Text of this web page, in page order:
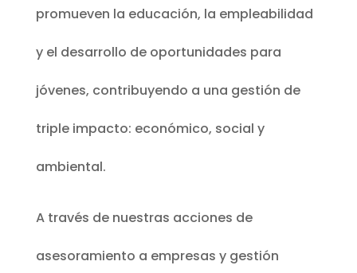
promueven la educación, la empleabilidad
y el desarrollo de oportunidades para
jóvenes, contribuyendo a una gestión de
triple impacto: económico, social y
ambiental.
A través de nuestras acciones de
asesoramiento a empresas y gestión